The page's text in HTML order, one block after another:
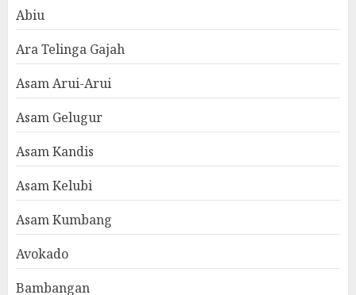
Abiu
Ara Telinga Gajah
Asam Arui-Arui
Asam Gelugur
Asam Kandis
Asam Kelubi
Asam Kumbang
Avokado
Bambangan